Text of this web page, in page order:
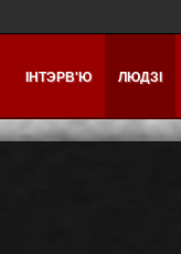
ІНТЭРВ'Ю ЛЮДЗІ